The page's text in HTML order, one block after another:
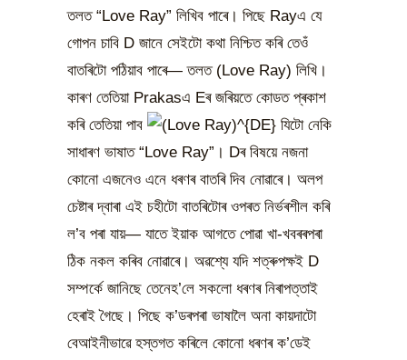
তলত “Love Ray” লিখিব পাৰে। পিছে Rayএ যে
গোপন চাবি D জানে সেইটো কথা নিশ্চিত কৰি তেওঁ
বাতৰিটো পঠিয়াব পাৰে— তলত (Love Ray) লিখি।
কাৰণ তেতিয়া Prakasএ Eৰ জৰিয়তে কোডত প্ৰকাশ
কৰি তেতিয়া পাব
যিটো নেকি
সাধাৰণ ভাষাত “Love Ray”। Dৰ বিষয়ে নজনা
কোনো এজনেও এনে ধৰণৰ বাতৰি দিব নোৱাৰে। অলপ
চেষ্টাৰ দ্বাৰা এই চহীটো বাতৰিটোৰ ওপৰত নিৰ্ভৰশীল কৰি
ল’ব পৰা যায়— যাতে ইয়াক আগতে পোৱা খা-খবৰৰপৰা
ঠিক নকল কৰিব নোৱাৰে। অৱশ্যে যদি শত্ৰুপক্ষই D
সম্পৰ্কে জানিছে তেনেহ’লে সকলো ধৰণৰ নিৰাপত্তাই
হেৰাই গৈছে। পিছে ক’ডৰপৰা ভাষালৈ অনা কায়দাটো
বেআইনীভাৱে হস্তগত কৰিলে কোনো ধৰণৰ ক’ডেই